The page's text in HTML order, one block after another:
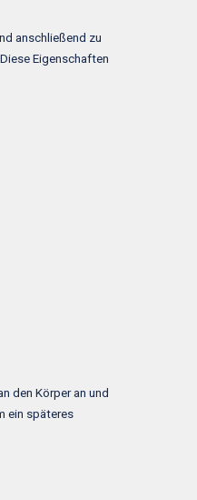
anschließend zu
Eigenschaften
den Körper an und
ein späteres